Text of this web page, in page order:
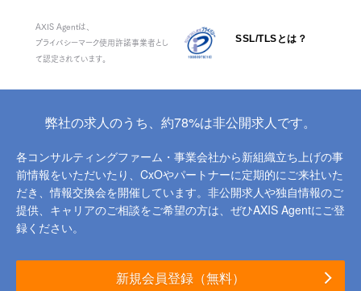
AXIS Agentは、
プライバシーマーク使用許諾事業者とし
て認定されています。
SSL/TLSとは？
弊社の求人のうち、約78%は非公開求人です。
各コンサルティングファーム・事業会社から新組織立ち上げの事
前情報をいただいたり、 CxOやパートナーに定期的にご来社いた
だき、情報交換会を開催しています。 非公開求人や独自情報のご
提供、キャリアのご相談をご希望の方は、ぜひAXIS Agentにご登
録ください。
新規会員登録（無料）